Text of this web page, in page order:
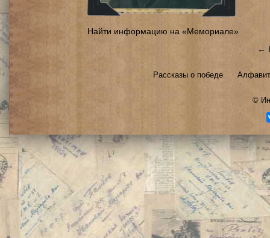
Найти информацию на «Мемориале»
←
Рассказы о победе
©